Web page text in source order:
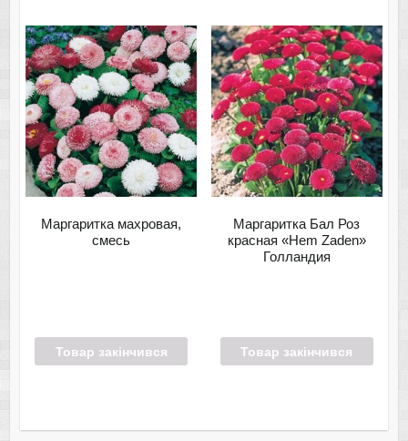
Маргаритка махровая,
смесь
Товар закінчився
Маргаритка Бал Роз
красная «Hem Zaden»
Голландия
Товар закінчився